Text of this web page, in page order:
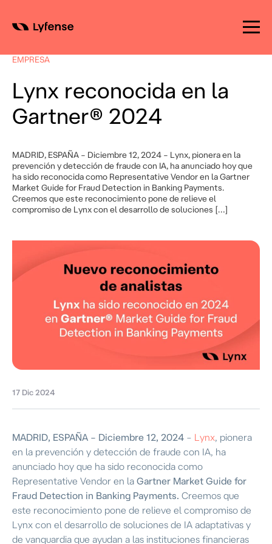
to EMPRESA
Lynx reconocida en la
Gartner® 2024
MADRID, ESPAÑA – Diciembre 12, 2024 – Lynx, pionera en la
prevención y detección de fraude con IA, ha anunciado hoy que
ha sido reconocida como Representative Vendor en la Gartner
Market Guide for Fraud Detection in Banking Payments.
Creemos que este reconocimiento pone de relieve el
compromiso de Lynx con el desarrollo de soluciones […]
17 Dic 2024
MADRID, ESPAÑA – Diciembre 12, 2024 – Lynx, pionera
en la prevención y detección de fraude con IA, ha
anunciado hoy que ha sido reconocida como
Representative Vendor en la Gartner Market Guide for
Fraud Detection in Banking Payments. Creemos que
este reconocimiento pone de relieve el compromiso de
Lynx con el desarrollo de soluciones de IA adaptativas y
de vanguardia que ayudan a las instituciones financieras